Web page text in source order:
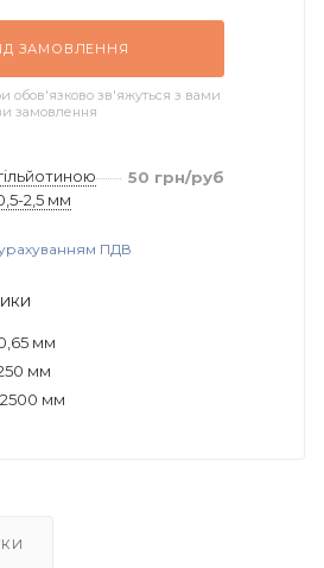
ЗАМОВЛЕННЯ
обов'язково зв'яжуться з вами
замовлення
2,5 мм
50 грн/руб
урахуванням ПДВ
мм
мм
2500 мм